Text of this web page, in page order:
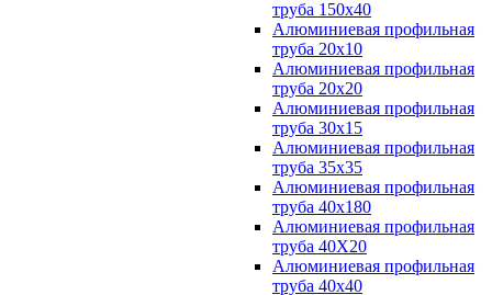
труба 150х40
Алюминиевая профильная
труба 20х10
Алюминиевая профильная
труба 20х20
Алюминиевая профильная
труба 30х15
Алюминиевая профильная
труба 35х35
Алюминиевая профильная
труба 40х180
Алюминиевая профильная
труба 40Х20
Алюминиевая профильная
труба 40х40